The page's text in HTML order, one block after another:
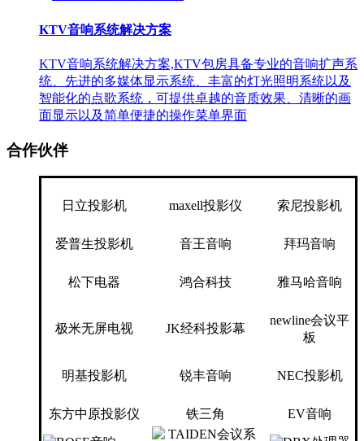
KTV音响系统解决方案
KTV音响系统解决方案,KTV包房具备专业的音响扩声系
统、先进的多媒体显示系统、丰富的灯光照明系统以及
智能化的点歌系统，可提供卓越的音质效果、清晰的画
面显示以及简单便捷的操作菜单界面
合作伙伴
日立投影机 maxell投影仪 索尼投影机
爱普生投影机 音王音响 拜玛音响
松下电器 鸿合科技 雅马哈音响
极米无屏电视 JK经科投影幕
newline会议平
板
明基投影机 锐丰音响 NEC投影机
东方中原投影仪 铁三角 EV音响